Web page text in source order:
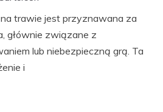
trawie jest przyznawana za
głównie związane z
lub niebezpieczną grą. Ta
i